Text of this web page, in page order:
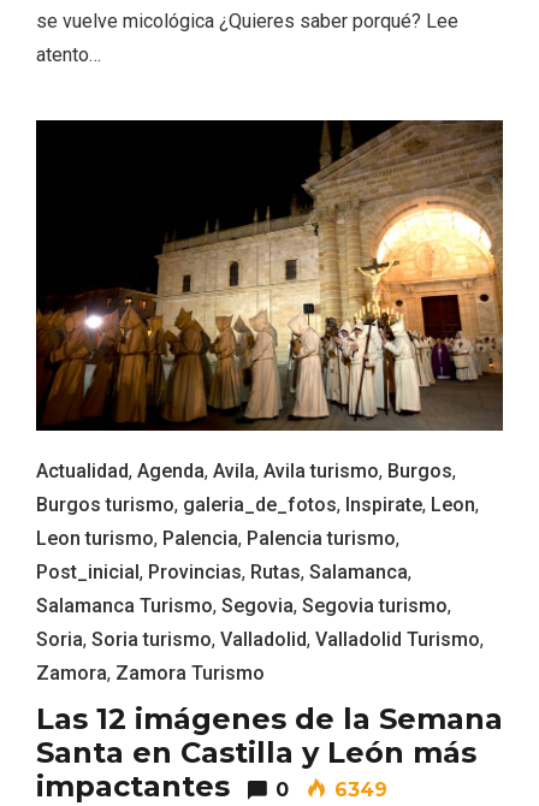
se vuelve micológica ¿Quieres saber porqué? Lee
atento…
Actualidad, Agenda, Avila, Avila turismo, Burgos,
Burgos turismo, galeria_de_fotos, Inspirate, Leon,
Leon turismo, Palencia, Palencia turismo,
Post_inicial , Provincias, Rutas, Salamanca,
Salamanca Turismo, Segovia, Segovia turismo,
Soria, Soria turismo, Valladolid, Valladolid Turismo,
Zamora, Zamora Turismo
Las 12 imágenes de la Semana
Santa en Castilla y León más
impactantes
0 6349
Paseo nocturno por Valladolid
IGP Morcilla de Burgos triunfó en el
Salón Gourmet 2026